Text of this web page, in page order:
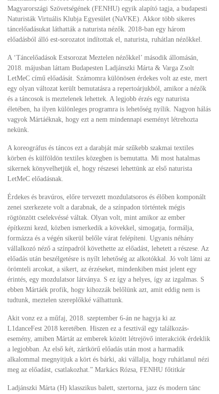
Magyarországi Szövetségének (FENHU) egyik alapító tagja, a budapesti
Naturisták Virtuális Klubja Egyesület (NaVKE). Akkor több sikeres
táncelőadásukat láthatták a naturista nézők. 2018-ban egy három
előadásból álló est-sorozatot indítottak el, naturista, ruhátlan nézőkkel.
A ‘Táncelőadások Estsorozat Meztelen nézőkkel’ második állomásán,
2018. májusban láttam Budapesten Ladjánszki Márta & Varga Zsolt
LetMeC című előadását. Számomra különösen érdekes volt az este, mert
egy olyan változat került bemutatásra a repertoárjukból, amikor a nézők
és a táncosok is meztelenek lehettek. A legjobb érzés egy naturista
életében, ha ilyen különleges programra is lehetőség nyílik. Nagyon hálás
vagyok Mártáéknak, hogy ezt a nem mindennapi eseményt létrehozta
nekünk.
A koreográfus és táncos ezt a darabját már szűkebb szakmai textiles
körben és külföldön textiles közegben is bemutatta. Mi most hatalmas
sikernek könyvelhetjük el, hogy részesei lehettünk az első naturista
LetMeC előadásnak.
Érdekes és bravúros, előre tervezett mozdulatsoros és élőben komponált
zenei szerkezete volt a darabnak, de a színpadon történtek mégis
rögtönzött cselekvéssé váltak. Olyan volt, mint amikor az ember
építkezni kezd, közben ismerkedik a kövekkel, simogatja, formálja,
formázza és a végén sikerül belőle várat felépíteni. Ugyanis néhány
vállalkozó néző a színpadról követhette az előadást, lehetett a részese. Az
előadás után beszélgetésre is nyílt lehetőség az alkotókkal. Jó volt látni az
örömteli arcokat, a sikert, az érzéseket, mindenkiben mást jelent egy
érintés, egy mozdulatsor látványa. S ez így a helyes, így az izgalmas. S
ebben Mártáék profik, hogy kihozzák belőlünk azt, amit eddig nem is
tudtunk, meztelen szereplőkké válhattunk.
Akit vonz ez a műfaj, 2018. szeptember 6-án ne hagyja ki az
L1danceFest 2018 keretében. Hiszen ez a fesztivál egy találkozás-
esemény, amiben Mártát az emberek között létrejövő interakciók érdeklik
a legjobban. Az első két, zártkörű előadás után most a harmadik
alkalommal megnyitjuk a kört és bárki, aki vállalja, hogy ruhátlanul nézi
meg az előadást, csatlakozhat.” Markács Rózsa, FENHU főtitkár
Ladjánszki Márta (H) klasszikus balett, szertorna, jazz és modern tánc